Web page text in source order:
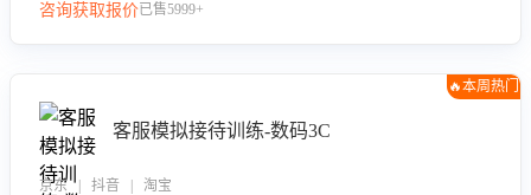
咨询获取报价已售5999+
🔥本周热门
客服模拟接待训练-数码3C
京东 | 抖音 | 淘宝